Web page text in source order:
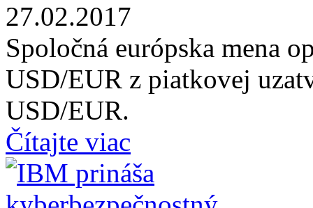
27.02.2017
Spoločná európska mena
USD/EUR z piatkovej
USD/EUR.
Čítajte viac